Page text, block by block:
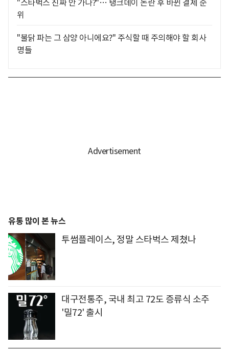
"스타벅스 진짜 안 가나?"… 탱크데이 논란 후 바뀐 결제 순
위
"불닭 파는 그 삼양 아니에요?" 주식할 때 주의해야 할 회사
명들
유통 많이 본 뉴스
투썸플레이스, 정말 스타벅스 제쳤나
대구전통주, 국내 최고 72도 증류식 소주
'밀72' 출시